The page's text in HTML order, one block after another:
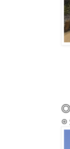
◎
⊙